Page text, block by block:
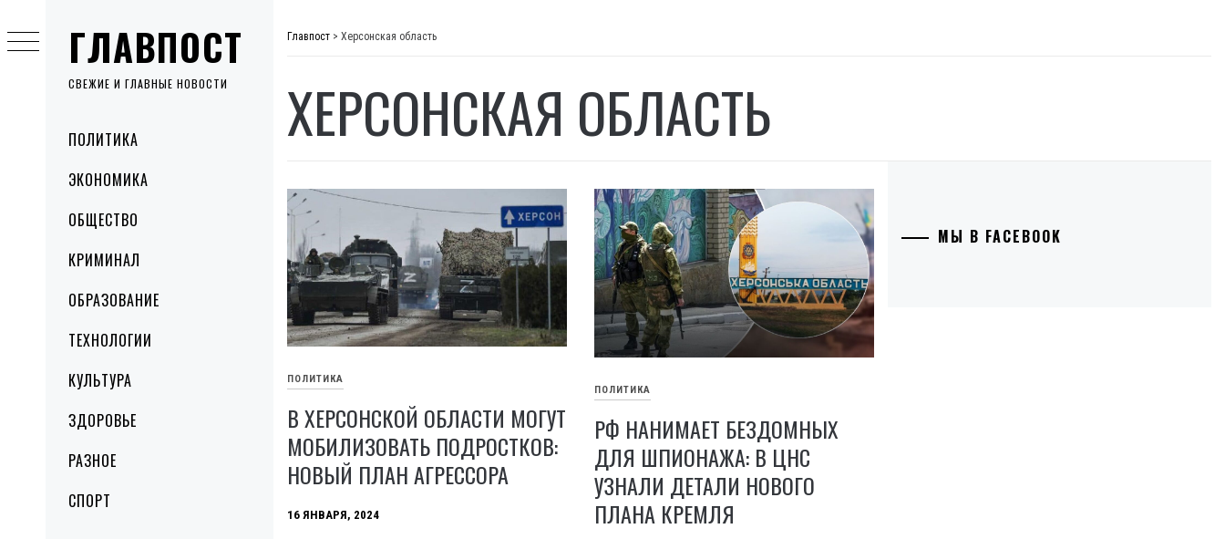
ГЛАВПОСТ
СВЕЖИЕ И ГЛАВНЫЕ НОВОСТИ
MenuПОЛИТИКА
ЭКОНОМИКА
ОБЩЕСТВО
КРИМИНАЛ
ОБРАЗОВАНИЕ
ТЕХНОЛОГИИ
КУЛЬТУРА
ЗДОРОВЬЕ
РАЗНОЕ
СПОРТ
to
content
Главпост > Херсонская область
ХЕРСОНСКАЯ ОБЛАСТЬ
ПОЛИТИКА
В ХЕРСОНСКОЙ ОБЛАСТИ МОГУТ
МОБИЛИЗОВАТЬ ПОДРОСТКОВ:
НОВЫЙ ПЛАН АГРЕССОРА
16 ЯНВАРЯ, 2024
ПОЛИТИКА
РФ НАНИМАЕТ БЕЗДОМНЫХ
ДЛЯ ШПИОНАЖА: В ЦНС
УЗНАЛИ ДЕТАЛИ НОВОГО
ПЛАНА КРЕМЛЯ
МЫ В FACEBOOK